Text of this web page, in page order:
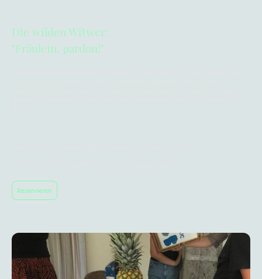
Die wilden Witwer:
"Fräulein, pardon!"
Reservieren